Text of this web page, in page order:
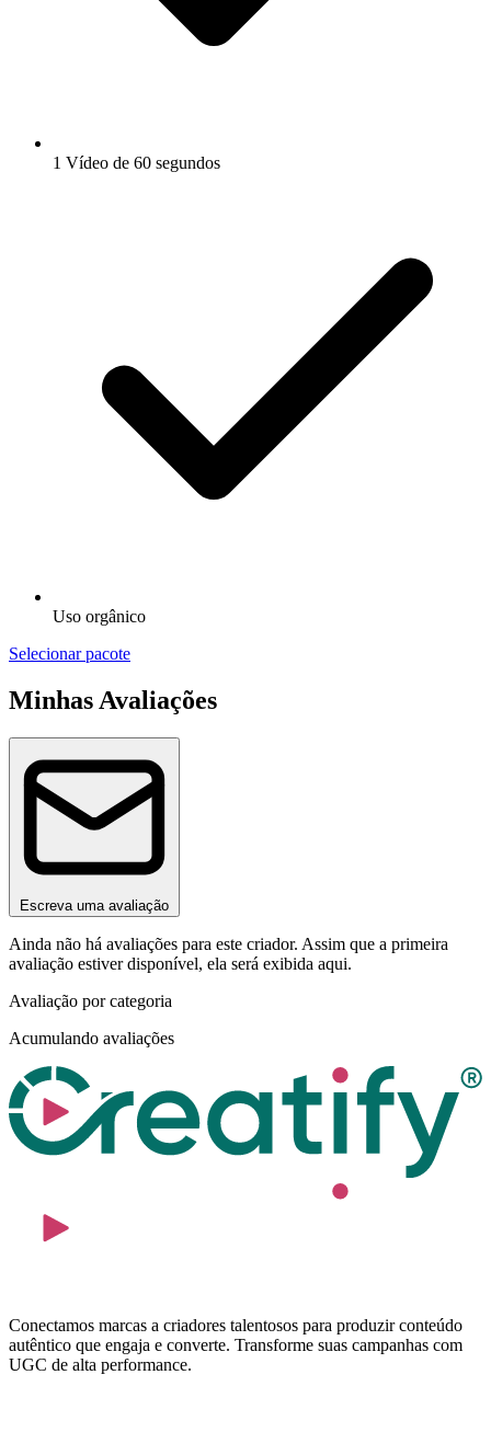
1 Vídeo de 60 segundos
Uso orgânico
Selecionar pacote
Minhas Avaliações
Escreva uma avaliação
Ainda não há avaliações para este criador. Assim que a primeira
avaliação estiver disponível, ela será exibida aqui.
Avaliação por categoria
Acumulando avaliações
Conectamos marcas a criadores talentosos para produzir conteúdo
autêntico que engaja e converte. Transforme suas campanhas com
UGC de alta performance.